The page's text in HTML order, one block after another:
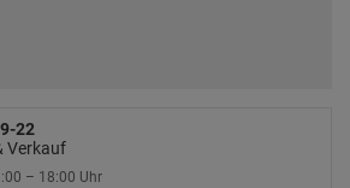
22
Verkauf
– 18:00 Uhr